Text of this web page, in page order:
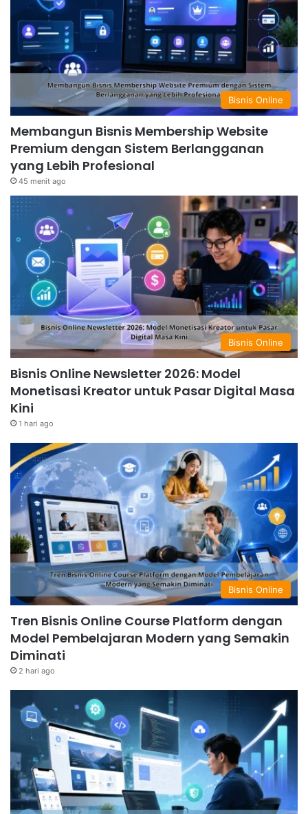
Bisnis Online
Membangun Bisnis Membership Website
Premium dengan Sistem Berlangganan
yang Lebih Profesional
45 menit ago
Bisnis Online
Bisnis Online Newsletter 2026: Model
Monetisasi Kreator untuk Pasar Digital Masa
Kini
1 hari ago
Bisnis Online
Tren Bisnis Online Course Platform dengan
Model Pembelajaran Modern yang Semakin
Diminati
2 hari ago